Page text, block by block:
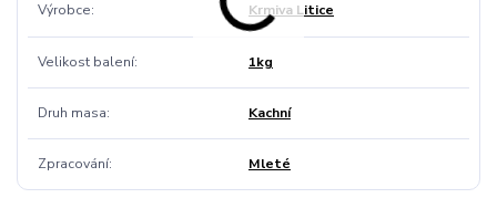
Výrobce Krmiva Litice
Velikost balení 1kg
Druh masa Kachní
Zpracování Mleté